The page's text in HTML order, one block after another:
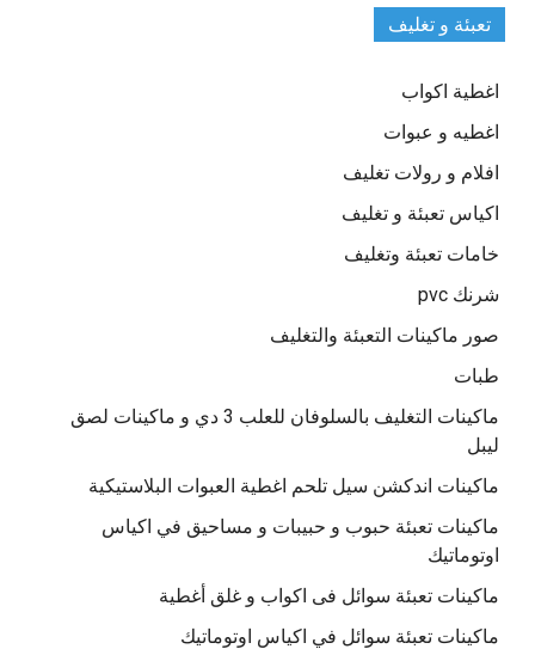
تعبئة و تغليف
اغطية اكواب
اغطيه و عبوات
افلام و رولات تغليف
اكياس تعبئة و تغليف
خامات تعبئة وتغليف
شرنك pvc
صور ماكينات التعبئة والتغليف
طبات
ماكينات التغليف بالسلوفان للعلب 3 دي و ماكينات لصق
ليبل
ماكينات اندكشن سيل تلحم اغطية العبوات البلاستيكية
ماكينات تعبئة حبوب و حبيبات و مساحيق في اكياس
اوتوماتيك
ماكينات تعبئة سوائل فى اكواب و غلق أغطية
ماكينات تعبئة سوائل في اكياس اوتوماتيك